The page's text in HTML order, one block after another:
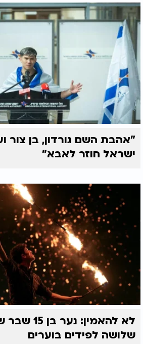
"אהבת השם גורדון, בן צור
ישראל חוזר לאבא"
לא להאמין:
שלושה לפידים בוערים